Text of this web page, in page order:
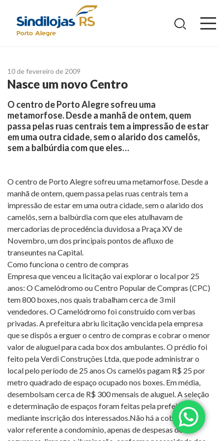
10 de fevereiro de 2009
Nasce um novo Centro
O centro de Porto Alegre sofreu uma
metamorfose. Desde a manhã de ontem, quem
passa pelas ruas centrais tem a impressão de estar
em uma outra cidade, sem o alarido dos camelôs,
sem a balbúrdia com que eles…
O centro de Porto Alegre sofreu uma metamorfose. Desde a
manhã de ontem, quem passa pelas ruas centrais tem a
impressão de estar em uma outra cidade, sem o alarido dos
camelôs, sem a balbúrdia com que eles atulhavam de
mercadorias de procedência duvidosa a Praça XV de
Novembro, um dos principais pontos de afluxo de
transeuntes na Capital.
Como funciona o centro de compras
Empresa que venceu a licitação vai explorar o local por 25
anos: O Camelódromo ou Centro Popular de Compras (CPC)
tem 800 boxes, nos quais trabalham cerca de 3 mil
vendedores. O Camelódromo foi construído com verbas
privadas. A prefeitura abriu licitação vencida pela empresa
que se dispôs a erguer o centro de compras e cobrar o menor
valor de aluguel para cada box dos ambulantes. O prédio foi
feito pela Verdi Construções Ltda, que pode administrar o
local pelo período de 25 anos Os camelôs pagam R$ 25 por
metro quadrado de espaço ocupado nos boxes. Em média,
desembolsam cerca de R$ 300 mensais de aluguel. A seleção
e determinação de espaços foram feitas pela prefeitura,
mediante inscrição dos interessados.Não há a cobrança de
valor referente a condomínio, apenas de despesas de